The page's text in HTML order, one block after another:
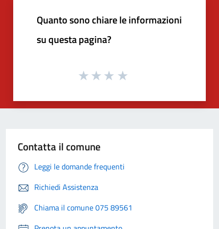
Quanto sono chiare le informazioni
su questa pagina?
Contatta il comune
Leggi le domande frequenti
Richiedi Assistenza
Chiama il comune 075 89561